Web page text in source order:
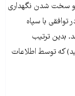
گروگان‌ها و سخت شدن نگهداری
با سپاه
بدین ترتیب
(توحید) که توسط اطلاعات